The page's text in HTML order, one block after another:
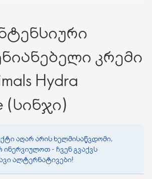
კრემი
Hydra
(სინჯი)
აღარ არის ხელმისაწვდომი,
ინერვიულოთ - ჩვენ გვაქვს
ალტერნატივები!